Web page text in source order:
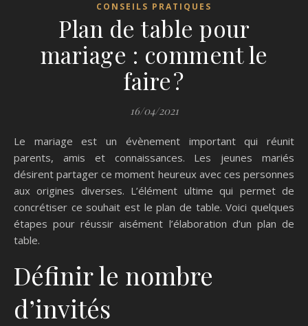
CONSEILS PRATIQUES
Plan de table pour
mariage : comment le
faire ?
16/04/2021
Le mariage est un évènement important qui réunit
parents, amis et connaissances. Les jeunes mariés
désirent partager ce moment heureux avec ces personnes
aux origines diverses. L’élément ultime qui permet de
concrétiser ce souhait est le plan de table. Voici quelques
étapes pour réussir aisément l’élaboration d’un plan de
table.
Définir le nombre
d’invités